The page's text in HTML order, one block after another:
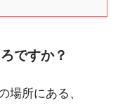
ですか？
場所にある、